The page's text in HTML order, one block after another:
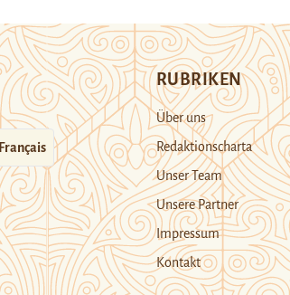
Français
RUBRIKEN
Über uns
Redaktionscharta
Unser Team
Unsere Partner
Impressum
Kontakt